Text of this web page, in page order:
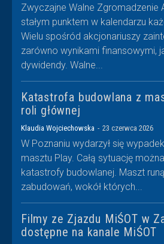
Zwyczajne Walne Zgromadzenie
stałym punktem w kalendarzu
Wielu spośród akcjonariuszy
zarówno wynikami finansowymi,
dywidendy. Walne...
Katastrofa budowlana z
roli głównej
Klaudia Wojciechowska - 23 czerwca 2026
W Poznaniu wydarzył się
masztu Play. Całą sytuację
katastrofy budowlanej. Maszt
zabudowań, wokół których...
Filmy ze Zjazdu MiŚOT w
dostępne na kanale MiŚOT